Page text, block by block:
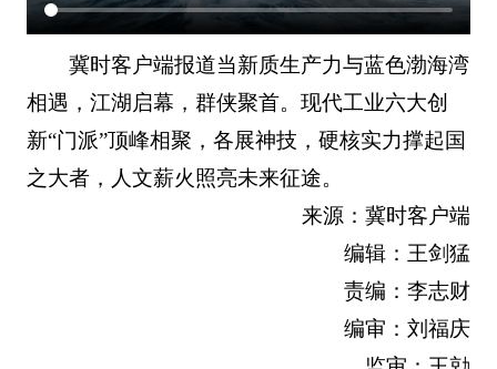
冀时客户端报道当新质生产力与蓝色渤海湾
相遇，江湖启幕，群侠聚首。现代工业六大创
新“门派”顶峰相聚，各展神技，硬核实力撑起国
之大者，人文薪火照亮未来征途。
来源：冀时客户端
编辑：王剑猛
责编：李志财
编审：刘福庆